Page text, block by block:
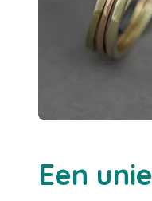
Een